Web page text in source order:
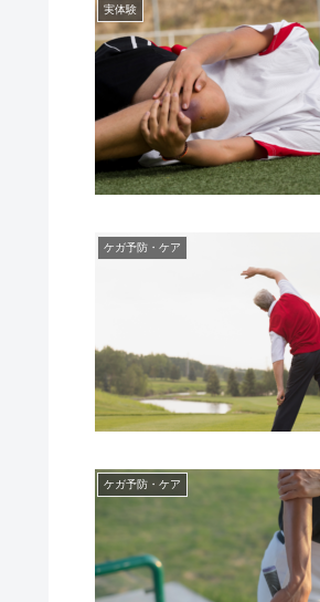
実体験
ケガ予防・ケア
ケガ予防・ケア